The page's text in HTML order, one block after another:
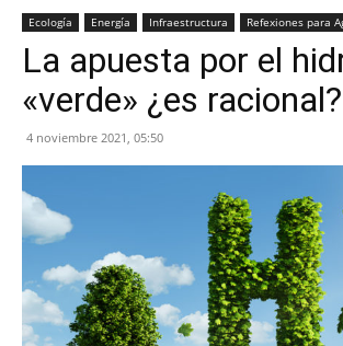
Ecología Energía Infraestructura Refexiones para
La apuesta por el
«verde» ¿es racional?
4 noviembre 2021, 05:50